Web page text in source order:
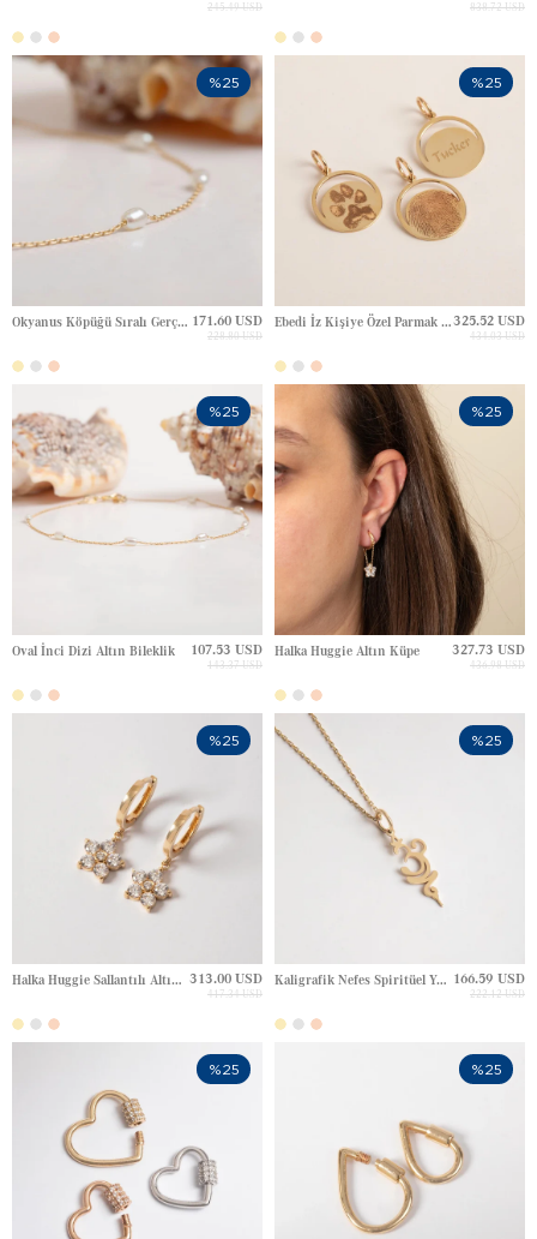
245.49 USD 838.72 USD
Okyanus Köpüğü Sıralı Gerçek İnci Altın Kolye 171.60 USD
228.80 USD
%25
Ebedi İz Kişiye Özel Parmak İzi & Pati İsimli Gravürlü Altın Kolye325.52 USD
434.03 USD
%25
Oval İnci Dizi Altın Bileklik 107.53 USD
143.37 USD
%25
Halka Huggie Altın Küpe 327.73 USD
436.98 USD
%25
Halka Huggie Sallantılı Altın Küpe 313.00 USD
417.34 USD
%25
Kaligrafik Nefes Spiritüel Yoga Altın Kolye 166.59 USD
222.12 USD
%25
%25 %25